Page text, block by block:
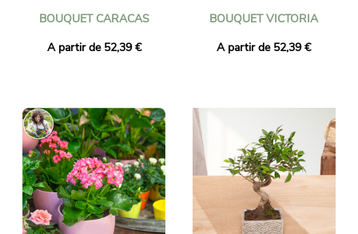
BOUQUET CARACAS
A partir de 52,39 €
BOUQUET VICTORIA
A partir de 52,39 €